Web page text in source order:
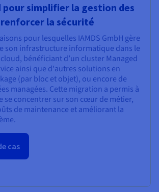
pour simplifier la gestion des
la sécurité
pour lesquelles IAMDS GmbH gère
son infrastructure informatique dans le
bénéficiant d’un cluster Managed
ainsi que d'autres solutions en
(par bloc et objet), ou encore de
managées. Cette migration a permis à
se concentrer sur son cœur de métier,
de maintenance et améliorant la
cas